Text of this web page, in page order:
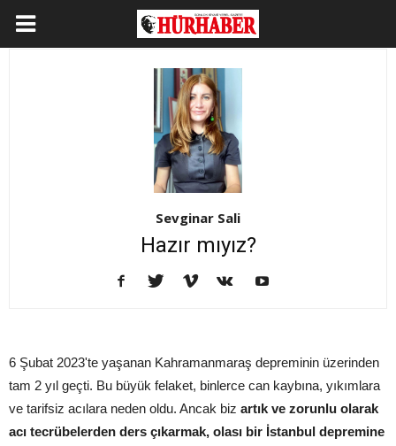
Sevginar Sali
Hazır mıyız?
6 Şubat 2023'te yaşanan Kahramanmaraş depreminin üzerinden
tam 2 yıl geçti. Bu büyük felaket, binlerce can kaybına, yıkımlara
ve tarifsiz acılara neden oldu. Ancak biz artık ve zorunlu olarak
acı tecrübelerden ders çıkarmak, olası bir İstanbul depremine